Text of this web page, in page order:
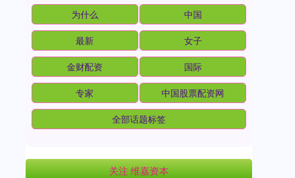
为什么 中国
最新 女子
金财配资 国际
专家 中国股票配资网
全部话题标签
关注 维嘉资本